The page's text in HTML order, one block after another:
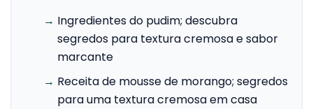
→ Ingredientes do pudim; descubra
segredos para textura cremosa e sabor
marcante
→ Receita de mousse de morango; segredos
para uma textura cremosa em casa